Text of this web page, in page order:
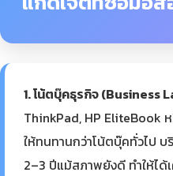
1. โน้ตบุ๊คธุรกิจ (Business
ThinkPad, HP EliteBook
ให้ทนทานกว่าโน้ตบุ๊คทั่วไป
2–3 ปีแม้สภาพยังดี ทำให้ได้